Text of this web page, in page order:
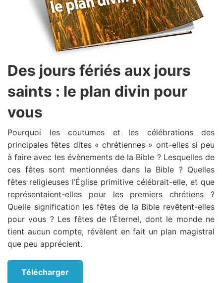
Des jours fériés aux jours
saints : le plan divin pour
vous
Pourquoi les coutumes et les célébrations des
principales fêtes dites « chrétiennes » ont-elles si peu
à faire avec les évènements de la Bible ? Lesquelles de
ces fêtes sont mentionnées dans la Bible ? Quelles
fêtes religieuses l’Église primitive célébrait-elle, et que
représentaient-elles pour les premiers chrétiens ?
Quelle signification les fêtes de la Bible revêtent-elles
pour vous ? Les fêtes de l’Éternel, dont le monde ne
tient aucun compte, révèlent en fait un plan magistral
que peu apprécient.
Télécharger